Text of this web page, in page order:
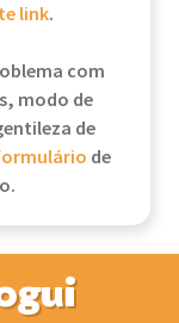
link.
com
modo de
de
de